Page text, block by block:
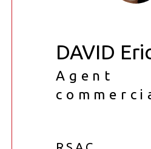
DAVID
Agent